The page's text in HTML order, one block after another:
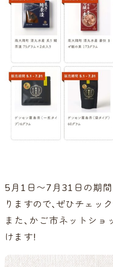
5月1日〜7月31日の期間
りますので、ぜひチェッ
また、かご市ネットシ
けます！